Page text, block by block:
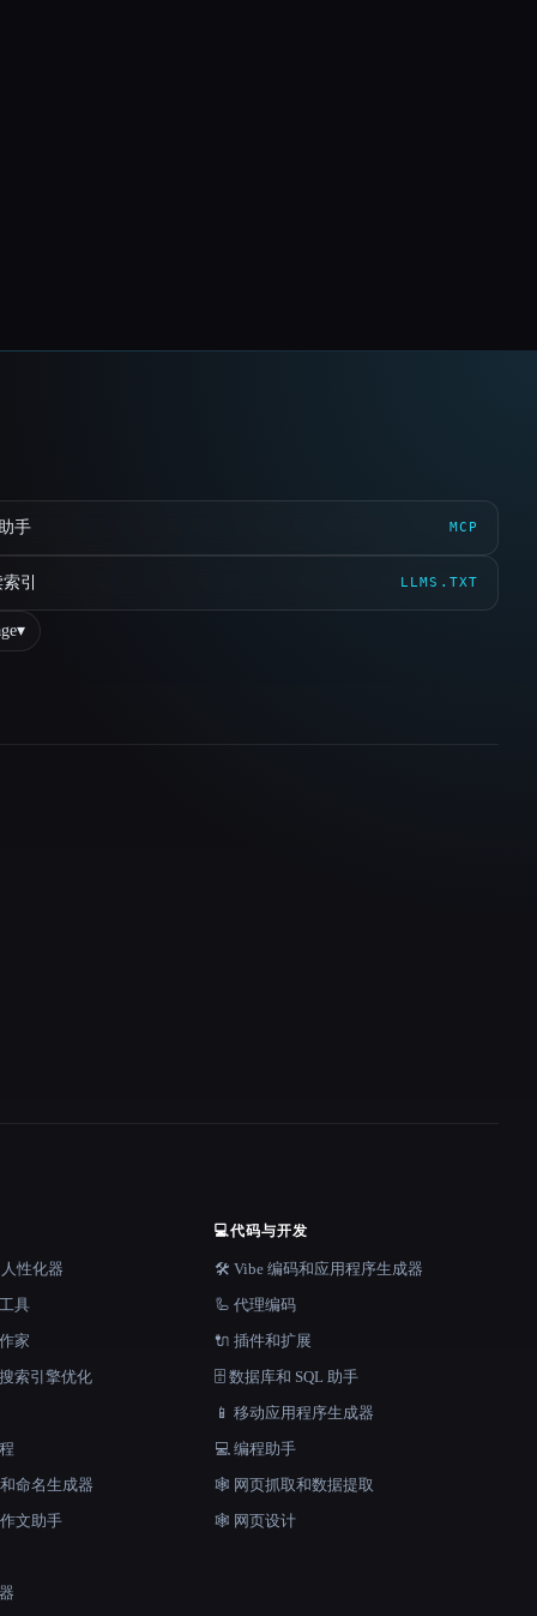
手 MCP
引 LLMS.TXT
▾
性化器
具
家
索引擎优化
命名生成器
文助手
💻代码与开发
🛠️ Vibe 编码和应用程序生成器
🦾 代理编码
🔌 插件和扩展
🗄️ 数据库和 SQL 助手
📱 移动应用程序生成器
💻 编程助手
🕸️ 网页抓取和数据提取
🕸 网页设计